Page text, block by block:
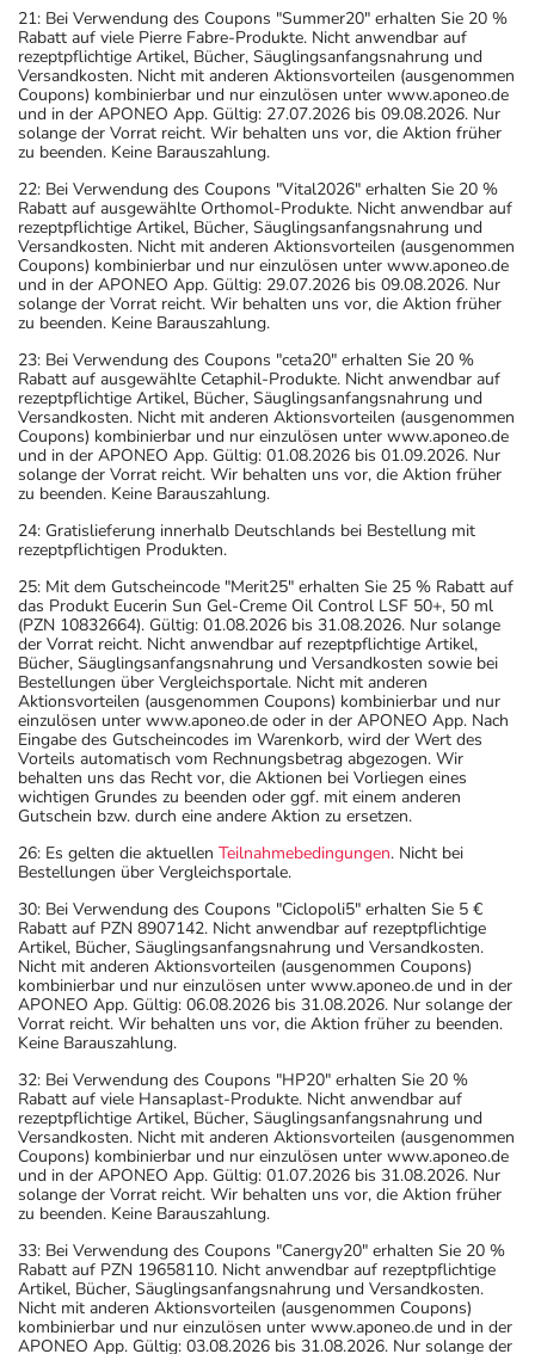
weil sonst mit einem (erneuten) Ausbruch der Krankheit
zu rechnen ist.
- Vorsicht bei Allergie gegen das Antibiotikum Penicillin
oder Cephalosporin!
- Vorsicht bei Allergie gegen Aspartam!
- Vorsicht bei Allergie gegen Maisstärke!
- Vorsicht bei Allergie gegen Zitronensäure und ähnliche
Stoffe!
- Vorsicht bei Allergie gegen Propylenglykol und ähnliche
Stoffe!
- Vorsicht bei Allergie gegen Benzylalkohol und ähnliche
Stoffe!
- Benzylalkohol: Risiko für schwerwiegende
Nebenwirkungen bei Neugeborenen und Kleinkindern (bis
zu 3 Jahren). Risiko für Akkumulation - Anwendung bei
Kleinkindern nicht länger als eine Woche, Vorsicht bei
Schwangeren, Stillenden und bei Einschränkungen der
Leber- oder Nierenfunktion.
- Aspartam/Phenylalanin kann schädlich sein für
Patienten mit Phenylketonurie.
- Es kann Arzneimittel geben, mit denen
Wechselwirkungen auftreten. Sie sollten deswegen
generell vor der Behandlung mit einem neuen
Arzneimittel jedes andere, das Sie bereits anwenden,
dem Arzt oder Apotheker angeben. Das gilt auch für
Arzneimittel, die Sie selbst kaufen, nur gelegentlich
anwenden oder deren Anwendung schon einige Zeit
zurückliegt.
Bitte verwenden Sie dieses Arzneimittel nicht mehr nach
dem auf der Packung oder der Umverpackung
angegebenen Verfallsdatum. Das Verfallsdatum bezieht
sich auf den letzten Tag des angegebenen Monats.
21: Bei Verwendung des Coupons "Summer20" erhalten Sie 20 %
Rabatt auf viele Pierre Fabre-Produkte. Nicht anwendbar auf
rezeptpflichtige Artikel, Bücher, Säuglingsanfangsnahrung und
Versandkosten. Nicht mit anderen Aktionsvorteilen (ausgenommen
Coupons) kombinierbar und nur einzulösen unter www.aponeo.de
und in der APONEO App. Gültig: 27.07.2026 bis 09.08.2026. Nur
solange der Vorrat reicht. Wir behalten uns vor, die Aktion früher
zu beenden. Keine Barauszahlung.
22: Bei Verwendung des Coupons "Vital2026" erhalten Sie 20 %
Rabatt auf ausgewählte Orthomol-Produkte. Nicht anwendbar auf
rezeptpflichtige Artikel, Bücher, Säuglingsanfangsnahrung und
Versandkosten. Nicht mit anderen Aktionsvorteilen (ausgenommen
Coupons) kombinierbar und nur einzulösen unter www.aponeo.de
und in der APONEO App. Gültig: 29.07.2026 bis 09.08.2026. Nur
solange der Vorrat reicht. Wir behalten uns vor, die Aktion früher
zu beenden. Keine Barauszahlung.
23: Bei Verwendung des Coupons "ceta20" erhalten Sie 20 %
Rabatt auf ausgewählte Cetaphil-Produkte. Nicht anwendbar auf
rezeptpflichtige Artikel, Bücher, Säuglingsanfangsnahrung und
Versandkosten. Nicht mit anderen Aktionsvorteilen (ausgenommen
Coupons) kombinierbar und nur einzulösen unter www.aponeo.de
und in der APONEO App. Gültig: 01.08.2026 bis 01.09.2026. Nur
solange der Vorrat reicht. Wir behalten uns vor, die Aktion früher
zu beenden. Keine Barauszahlung.
24: Gratislieferung innerhalb Deutschlands bei Bestellung mit
rezeptpflichtigen Produkten.
25: Mit dem Gutscheincode "Merit25" erhalten Sie 25 % Rabatt auf
das Produkt Eucerin Sun Gel-Creme Oil Control LSF 50+, 50 ml
(PZN 10832664). Gültig: 01.08.2026 bis 31.08.2026. Nur solange
der Vorrat reicht. Nicht anwendbar auf rezeptpflichtige Artikel,
Bücher, Säuglingsanfangsnahrung und Versandkosten sowie bei
Bestellungen über Vergleichsportale. Nicht mit anderen
Aktionsvorteilen (ausgenommen Coupons) kombinierbar und nur
einzulösen unter www.aponeo.de oder in der APONEO App. Nach
Eingabe des Gutscheincodes im Warenkorb, wird der Wert des
Vorteils automatisch vom Rechnungsbetrag abgezogen. Wir
behalten uns das Recht vor, die Aktionen bei Vorliegen eines
wichtigen Grundes zu beenden oder ggf. mit einem anderen
Gutschein bzw. durch eine andere Aktion zu ersetzen.
26: Es gelten die aktuellen Teilnahmebedingungen. Nicht bei
Bestellungen über Vergleichsportale.
30: Bei Verwendung des Coupons "Ciclopoli5" erhalten Sie 5 €
Rabatt auf PZN 8907142. Nicht anwendbar auf rezeptpflichtige
Artikel, Bücher, Säuglingsanfangsnahrung und Versandkosten.
Nicht mit anderen Aktionsvorteilen (ausgenommen Coupons)
kombinierbar und nur einzulösen unter www.aponeo.de und in der
APONEO App. Gültig: 06.08.2026 bis 31.08.2026. Nur solange der
Vorrat reicht. Wir behalten uns vor, die Aktion früher zu beenden.
Keine Barauszahlung.
32: Bei Verwendung des Coupons "HP20" erhalten Sie 20 %
Rabatt auf viele Hansaplast-Produkte. Nicht anwendbar auf
rezeptpflichtige Artikel, Bücher, Säuglingsanfangsnahrung und
Versandkosten. Nicht mit anderen Aktionsvorteilen (ausgenommen
Coupons) kombinierbar und nur einzulösen unter www.aponeo.de
und in der APONEO App. Gültig: 01.07.2026 bis 31.08.2026. Nur
solange der Vorrat reicht. Wir behalten uns vor, die Aktion früher
zu beenden. Keine Barauszahlung.
33: Bei Verwendung des Coupons "Canergy20" erhalten Sie 20 %
Rabatt auf PZN 19658110. Nicht anwendbar auf rezeptpflichtige
Artikel, Bücher, Säuglingsanfangsnahrung und Versandkosten.
Nicht mit anderen Aktionsvorteilen (ausgenommen Coupons)
kombinierbar und nur einzulösen unter www.aponeo.de und in der
APONEO App. Gültig: 03.08.2026 bis 31.08.2026. Nur solange der